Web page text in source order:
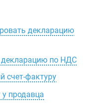
декларацию
декларацию по НДС
счет-фактуру
у продавца